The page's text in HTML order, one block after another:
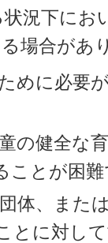
況下にお
場合があ
めに必要
の健全な
ことが困
体、また
とに対し